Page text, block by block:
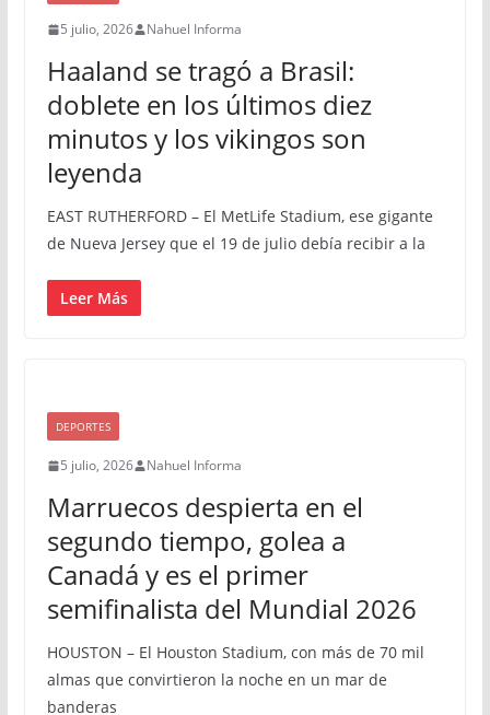
5 julio, 2026 Nahuel Informa
Haaland se tragó a Brasil:
doblete en los últimos diez
minutos y los vikingos son
leyenda
EAST RUTHERFORD – El MetLife Stadium, ese gigante
de Nueva Jersey que el 19 de julio debía recibir a la
Leer Más
DEPORTES
5 julio, 2026 Nahuel Informa
Marruecos despierta en el
segundo tiempo, golea a
Canadá y es el primer
semifinalista del Mundial 2026
HOUSTON – El Houston Stadium, con más de 70 mil
almas que convirtieron la noche en un mar de
banderas